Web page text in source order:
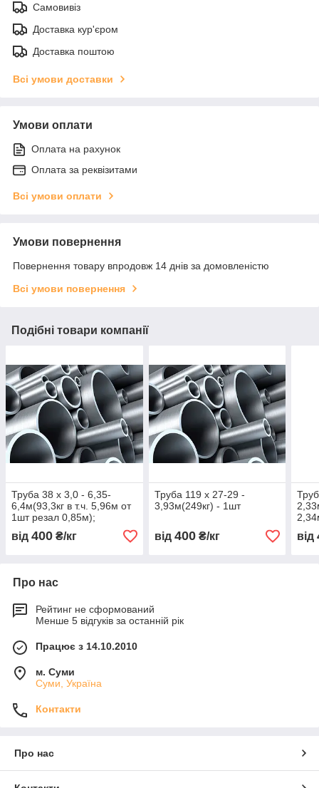
Самовивіз
Доставка кур'єром
Доставка поштою
Всі умови доставки
Умови оплати
Оплата на рахунок
Оплата за реквізитами
Всі умови оплати
Умови повернення
Повернення товару впродовж 14 днів за домовленістю
Всі умови повернення
Подібні товари компанії
Труба 38 х 3,0 - 6,35-
6,4м(93,3кг в т.ч. 5,96м от
1шт резал 0,85м);
2,7м(7,5кг)
від 400 ₴/кг
Труба 119 х 27-29 -
3,93м(249кг) - 1шт
від 400₴/кг від
Про нас
Рейтинг не сформований
Менше 5 відгуків за останній рік
Працює з 14.10.2010
м. Суми
Суми, Україна
Контакти
Про нас